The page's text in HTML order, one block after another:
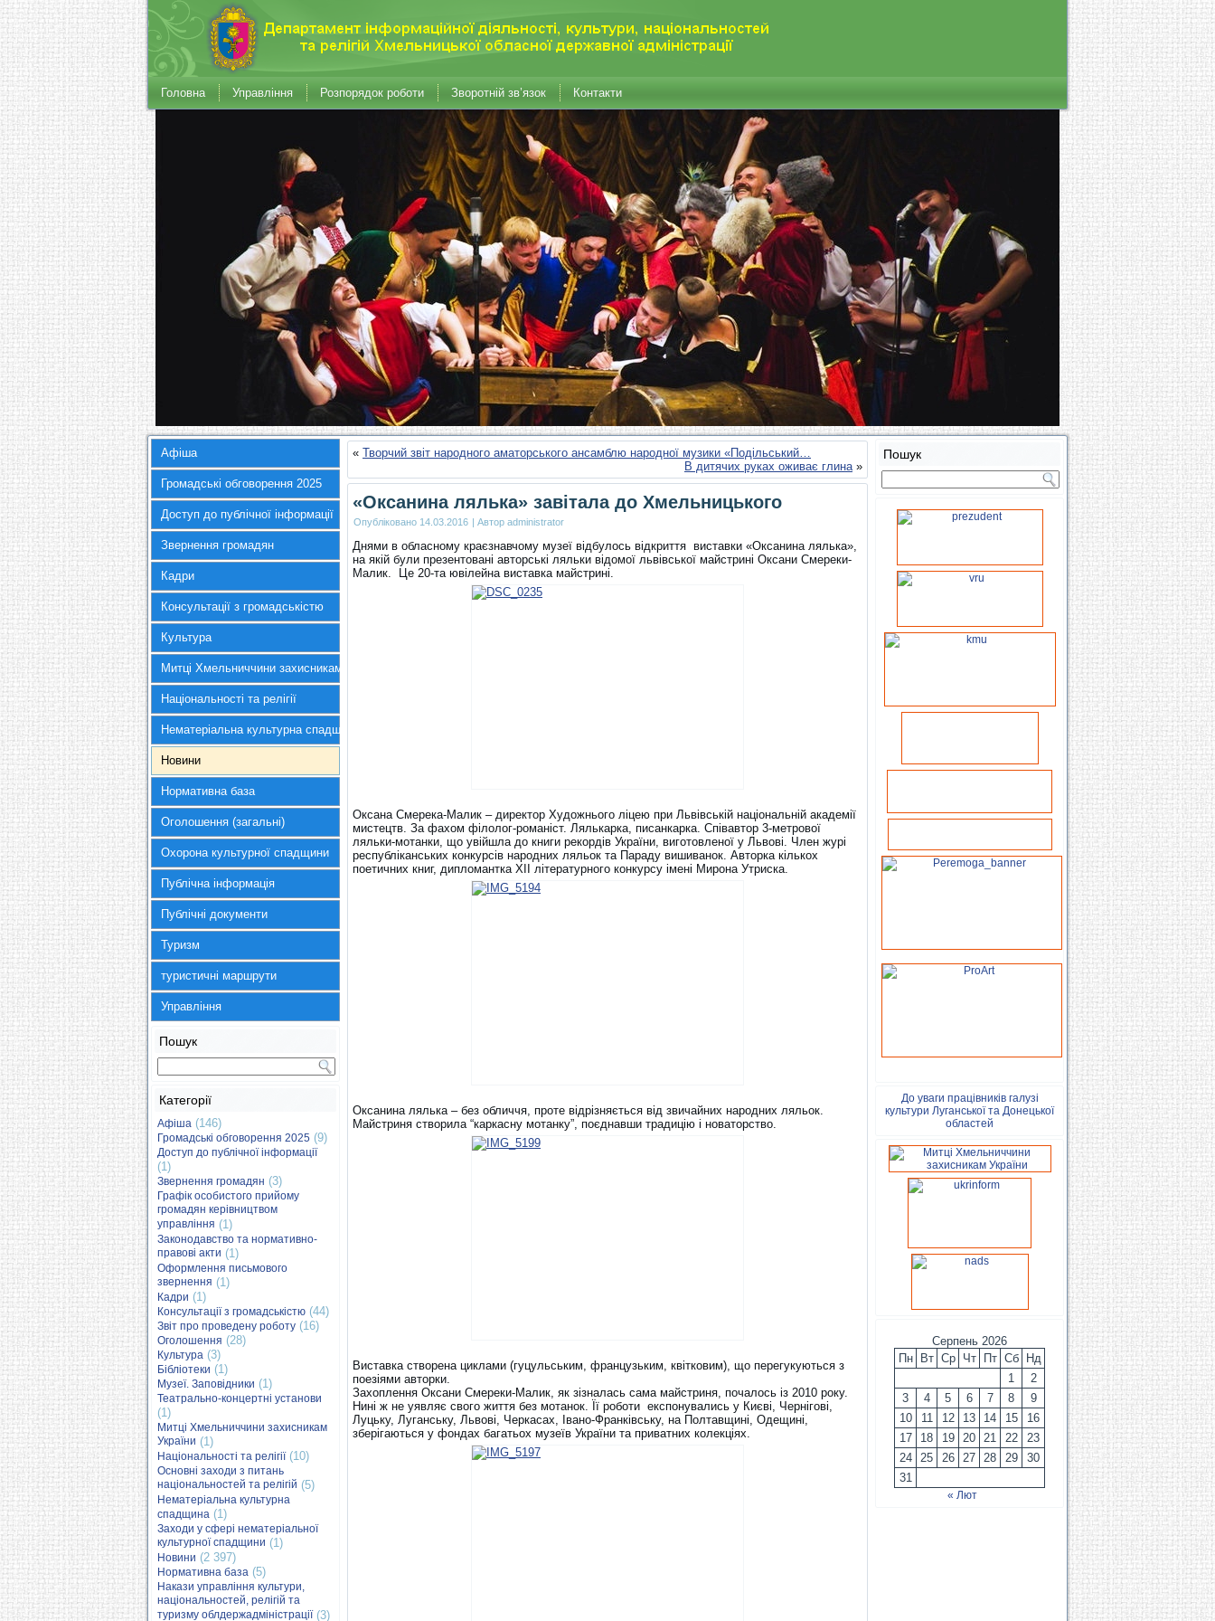
Головна Управління Розпорядок роботи Зворотній зв’язок Контакти
Афіша
Громадські обговорення 2025
Доступ до публічної інформації
Звернення громадян
Кадри
Консультації з громадськістю
Культура
Митці Хмельниччини захисникам України
Національності та релігії
Нематеріальна культурна спадщина
Новини
Нормативна база
Оголошення (загальні)
Охорона культурної спадщини
Публічна інформація
Публічні документи
Туризм
туристичні маршрути
Управління
Пошук
Категорії
Афіша (146)
Громадські обговорення 2025 (9)
Доступ до публічної інформації
(1)
Звернення громадян (3)
Графік особистого прийому
громадян керівництвом
управління (1)
Законодавство та нормативно-
правові акти (1)
Оформлення письмового
звернення (1)
Кадри (1)
Консультації з громадськістю (44)
Звіт про проведену роботу (16)
Оголошення (28)
Культура (3)
Бібліотеки (1)
Музеї. Заповідники (1)
Театрально-концертні установи
(1)
Митці Хмельниччини захисникам
України (1)
Національності та релігії(10)
Основні заходи з питань
національностей та релігій (5)
Нематеріальна культурна
спадщина (1)
Заходи у сфері нематеріальної
культурної спадщини (1)
Новини (2 397)
Нормативна база (5)
Накази управління культури,
національностей, релігій та
туризму облдержадміністрації(3)
« Творчий звіт народного аматорського ансамблю народної музики «Подільський…
В дитячих руках оживає глина»
«Оксанина лялька» завітала до Хмельницького
Опубліковано 14.03.2016 | Автор administrator
Днями в обласному краєзнавчому музеї відбулось відкриття виставки «Оксанина лялька»,
на якій були презентовані авторські ляльки відомої львівської майстрині Оксани Смереки-
Малик. Це 20-та ювілейна виставка майстрині.
Оксана Смерека-Малик – директор Художнього ліцею при Львівській національній академії
мистецтв. За фахом філолог-романіст. Лялькарка, писанкарка. Співавтор 3-метрової
ляльки-мотанки, що увійшла до книги рекордів України, виготовленої у Львові. Член журі
республіканських конкурсів народних ляльок та Параду вишиванок. Авторка кількох
поетичних книг, дипломантка ХІІ літературного конкурсу імені Мирона Утриска.
Оксанина лялька – без обличчя, проте відрізняється від звичайних народних ляльок.
Майстриня створила “каркасну мотанку”, поєднавши традицію і новаторство.
Виставка створена циклами (гуцульським, французьким, квітковим), що перегукуються з
поезіями авторки.
Захоплення Оксани Смереки-Малик, як зізналась сама майстриня, почалось із 2010 року.
Нині ж не уявляє свого життя без мотанок. Її роботи експонувались у Києві, Чернігові,
Луцьку, Луганську, Львові, Черкасах, Івано-Франківську, на Полтавщині, Одещині,
зберігаються у фондах багатьох музеїв України та приватних колекціях.
Пошук
До уваги працівників галузі
культури Луганської та Донецької
областей
Серпень 2026
Пн
Вт Ср Чт Пт Сб
Нд
1
2
3
4 5 6 7 8
9
10
11 12 13 14 15
16
17
18 19 20 21 22
23
24
25 26 27 28 29
30
31
« Лют